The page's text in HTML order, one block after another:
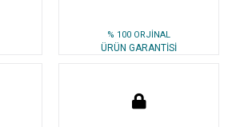
% 100 ORJİNAL
ÜRÜN GARANTİSİ